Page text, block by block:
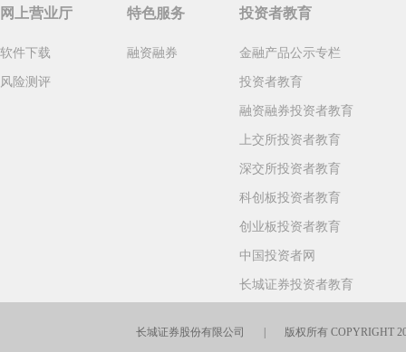
网上营业厅
软件下载
风险测评
特色服务
融资融券
投资者教育
金融产品公示专栏
投资者教育
融资融券投资者教育
上交所投资者教育
深交所投资者教育
科创板投资者教育
创业板投资者教育
中国投资者网
长城证券投资者教育
长城证券股份有限公司 | 版权所有 COPYRIGHT